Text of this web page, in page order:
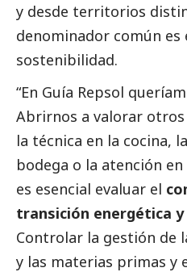
y desde territorios
denominador común
sostenibilidad.
“En Guía Repsol
Abrirnos a valorar
la técnica en la cocina,
bodega o la atención
es esencial evaluar el
transición energética
Controlar la gestión de
y las materias primas y